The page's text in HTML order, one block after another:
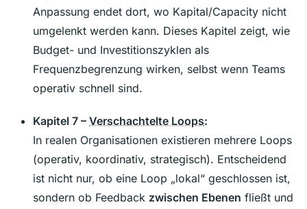
Anpassung endet dort, wo Kapital/Capacity nicht
umgelenkt werden kann. Dieses Kapitel zeigt, wie
Budget- und Investitionszyklen als
Frequenzbegrenzung wirken, selbst wenn Teams
operativ schnell sind.
Kapitel 7 – Verschachtelte Loops:
In realen Organisationen existieren mehrere Loops
(operativ, koordinativ, strategisch). Entscheidend
ist nicht nur, ob eine Loop „lokal“ geschlossen ist,
sondern ob Feedback zwischen Ebenen fließt und